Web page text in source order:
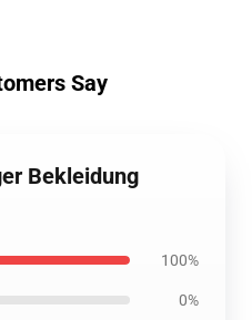
Say
Bekleidung
100%
0%